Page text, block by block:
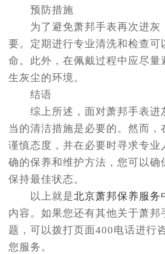
预防措施
为了避免萧邦手表再次进灰
要。定期进行专业清洗和检查可
命。此外，在佩戴过程中应尽量
生灰尘的环境。
结语
综上所述，面对萧邦手表进
当的清洁措施是必要的。然而，
谨慎态度，并在必要时寻求专业
确的保养和维护方法，您可以确
保持最佳状态。
以上就是北京萧邦保养服务
内容。如果您还有其他关于萧邦
题，可以拨打页面400电话进行
您服务。